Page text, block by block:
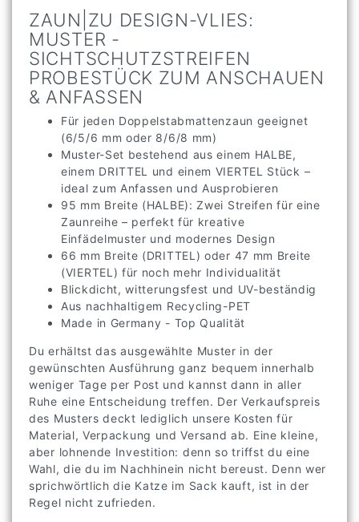
ZAUN|ZU DESIGN-VLIES:
MUSTER -
SICHTSCHUTZSTREIFEN
PROBESTÜCK ZUM ANSCHAUEN
& ANFASSEN
Für jeden Doppelstabmattenzaun geeignet
(6/5/6 mm oder 8/6/8 mm)
Muster-Set bestehend aus einem HALBE,
einem DRITTEL und einem VIERTEL Stück –
ideal zum Anfassen und Ausprobieren
95 mm Breite (HALBE): Zwei Streifen für eine
Zaunreihe – perfekt für kreative
Einfädelmuster und modernes Design
66 mm Breite (DRITTEL) oder 47 mm Breite
(VIERTEL) für noch mehr Individualität
Blickdicht, witterungsfest und UV-beständig
Aus nachhaltigem Recycling-PET
Made in Germany - Top Qualität
Du erhältst das ausgewählte Muster in der
gewünschten Ausführung ganz bequem innerhalb
weniger Tage per Post und kannst dann in aller
Ruhe eine Entscheidung treffen. Der Verkaufspreis
des Musters deckt lediglich unsere Kosten für
Material, Verpackung und Versand ab. Eine kleine,
aber lohnende Investition: denn so triffst du eine
Wahl, die du im Nachhinein nicht bereust. Denn wer
sprichwörtlich die Katze im Sack kauft, ist in der
Regel nicht zufrieden.